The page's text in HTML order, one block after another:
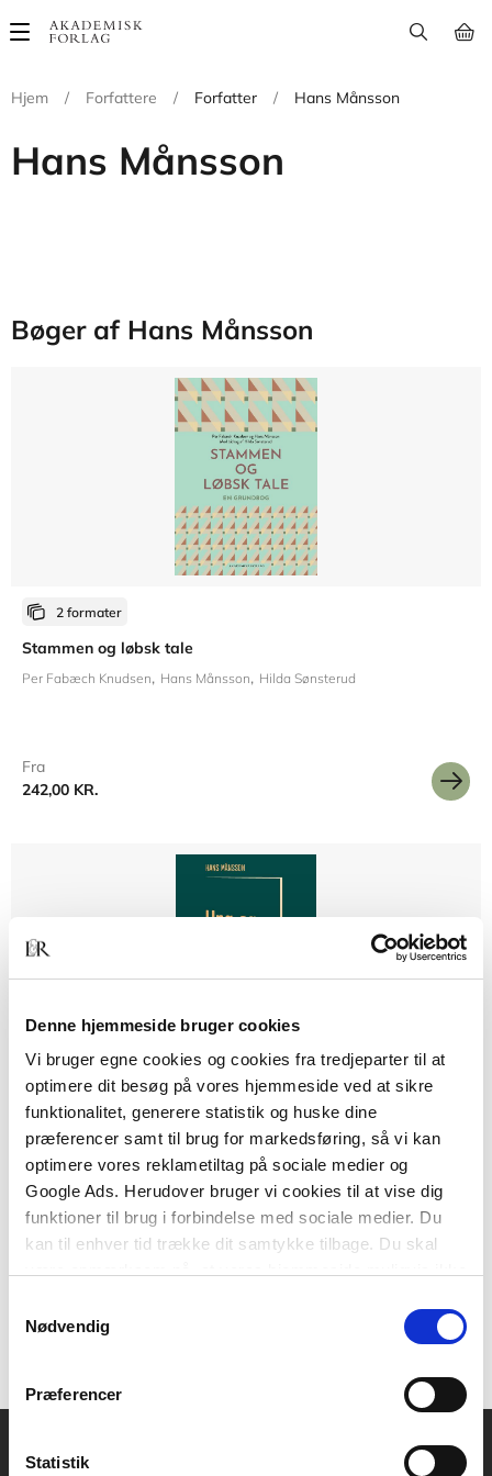
Denne hjemmeside bruger cookies
Vi bruger egne cookies og cookies fra tredjeparter til at
optimere dit besøg på vores hjemmeside ved at sikre
funktionalitet, generere statistik og huske dine
præferencer samt til brug for markedsføring, så vi kan
optimere vores reklametiltag på sociale medier og
Google Ads. Herudover bruger vi cookies til at vise dig
funktioner til brug i forbindelse med sociale medier. Du
kan til enhver tid trække dit samtykke tilbage. Du skal
tilbagetrækker et samtykke.
Nødvendig
Præferencer
Statistik
Main
Hjem
/ Forfattere / Forfatter / Hans Månsson
Hans Månsson
Bøger af Hans Månsson
2 formater
Stammen og løbsk tale
Per Fabæch Knudsen Hans Månsson Hilda Sønsterud
Fra
242,00 KR.
E-bog
Ung og hjemløs, e-bog
Hans Månsson